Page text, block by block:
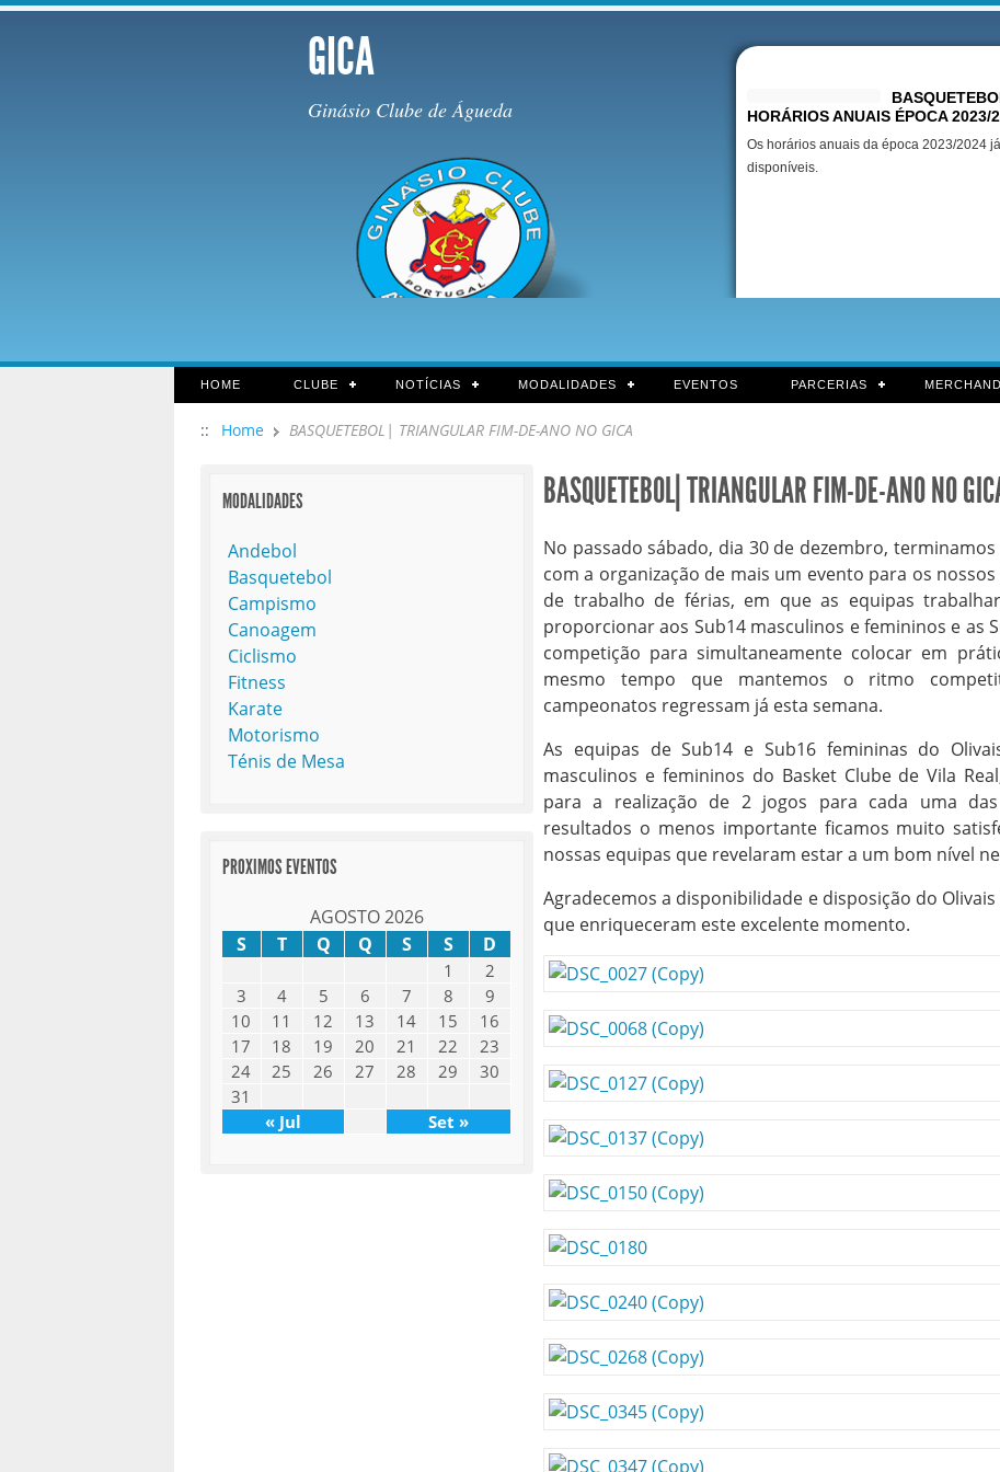
GICA
Ginásio Clube de Águeda
HORÁRIOS ANUAIS ÉPOCA 2023/
Os horários anuais da época 2023/2024
disponíveis.
HOME CLUBE NOTÍCIAS MODALIDADES EVENTOS PARCERIAS
:: Home BASQUETEBOL| TRIANGULAR FIM-DE-ANO NO GICA
BASQUETEBOL| TRIANGULAR FIM-DE-ANO NO
No passado sábado, dia 30 de dezembro,
com a organização de mais um evento para os
de trabalho de férias, em que as equipas
proporcionar aos Sub14 masculinos e femininos e as
competição para simultaneamente colocar em
mesmo tempo que mantemos o ritmo
campeonatos regressam já esta semana.
As equipas de Sub14 e Sub16 femininas do
masculinos e femininos do Basket Clube de Vila
para a realização de 2 jogos para cada uma
resultados o menos importante ficamos muito
nossas equipas que revelaram estar a um bom nível
Agradecemos a disponibilidade e disposição do Olivais
que enriqueceram este excelente momento.
MODALIDADES
Andebol
Basquetebol
Campismo
Canoagem
Ciclismo
Fitness
Karate
Motorismo
Ténis de Mesa
PROXIMOS EVENTOS
AGOSTO 2026
S
T Q Q S S D
1
2
3
4 5 6 7 8
9
10
11 12 13 14 15
16
17
18 19 20 21 22
23
24
25 26 27 28 29
30
31
« Jul
Set »